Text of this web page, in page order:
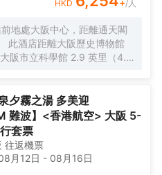
HKD
+/人
地處大阪中心，距離通天閣
此酒店距離大阪歷史博物館
阪市立科學館 2.9 英里（4.7
小時前台服務和多語言服
液晶電視；您定能在旅途中找
被和高檔床上用品。提供免
友保持聯繫；另提供有線頻
淋浴/盆浴組合的浴室提供浸
夕霧之湯 多美迎
難波】<香港航空> 大阪 5-
套票
往返機票
月12日 - 08月16日